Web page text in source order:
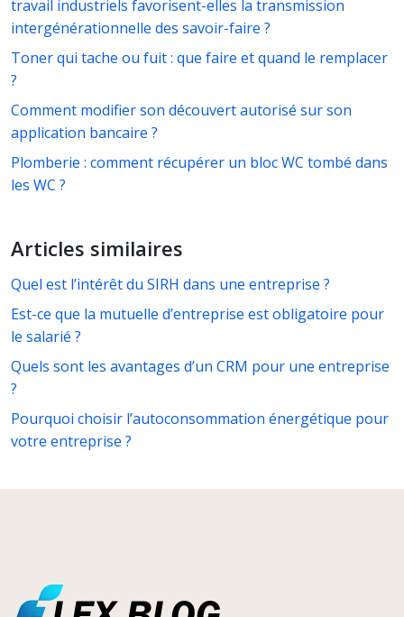
travail industriels favorisent-elles la transmission
intergénérationnelle des savoir-faire ?
Toner qui tache ou fuit : que faire et quand le remplacer
?
Comment modifier son découvert autorisé sur son
application bancaire ?
Plomberie : comment récupérer un bloc WC tombé dans
les WC ?
Articles similaires
Quel est l’intérêt du SIRH dans une entreprise ?
Est-ce que la mutuelle d’entreprise est obligatoire pour
le salarié ?
Quels sont les avantages d’un CRM pour une entreprise
?
Pourquoi choisir l’autoconsommation énergétique pour
votre entreprise ?